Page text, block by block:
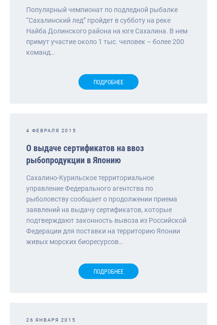
Популярный чемпионат по подледной рыбалке
“Сахалинский лед” пройдет в субботу на реке
Найба Долинского района на юге Сахалина. В нем
примут участие около 1 тыс. человек – более 200
команд…
ПОДРОБНЕЕ
4 ФЕВРАЛЯ 2015
О выдаче сертификатов на ввоз
рыбопродукции в Японию
Сахалино-Курильское территориальное
управление Федерального агентства по
рыболовству сообщает о продолжении приема
заявлений на выдачу сертификатов, которые
подтверждают законность вывоза из Российской
Федерации для поставки на территорию Японии
живых морских биоресурсов…
ПОДРОБНЕЕ
26 ЯНВАРЯ 2015